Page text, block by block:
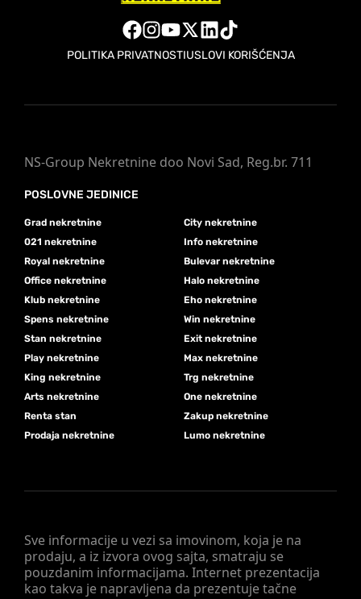
POLITIKA PRIVATNOSTIUSLOVI KORIŠĆENJA
Sve informacije u vezi sa imovinom, koja je na
prodaju, a iz izvora ovog sajta, smatraju se
pouzdanim informacijama. Internet prezentacija
kao takva je napravljena da prezentuje tačne
NS-Group Nekretnine doo Novi Sad, Reg.br. 711
POSLOVNE JEDINICE
Grad nekretnine
City nekretnine
021 nekretnine
Info nekretnine
Royal nekretnine
Bulevar nekretnine
Office nekretnine
Halo nekretnine
Klub nekretnine
Eho nekretnine
Spens nekretnine
Win nekretnine
Stan nekretnine
Exit nekretnine
Play nekretnine
Max nekretnine
King nekretnine
Trg nekretnine
Arts nekretnine
One nekretnine
Renta stan
Zakup nekretnine
Prodaja nekretnine
Lumo nekretnine